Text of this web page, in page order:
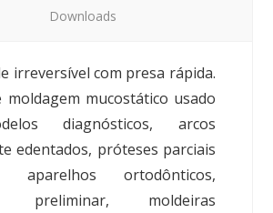
Downloads
irreversível com presa rápida.
moldagem mucostático usado
diagnósticos, arcos
edentados, próteses parciais
aparelhos ortodônticos,
preliminar, moldeiras